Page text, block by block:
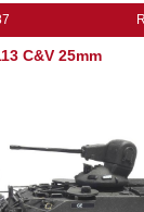
C&V 25mm